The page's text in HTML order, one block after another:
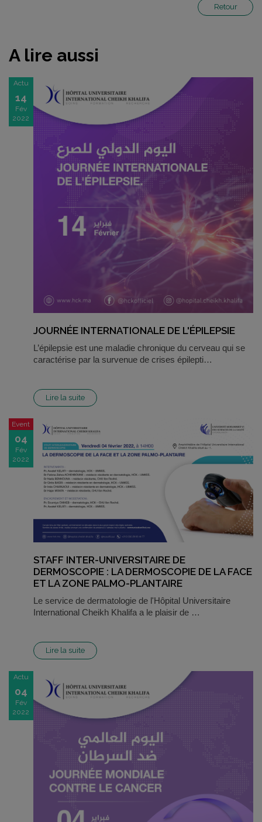
Retour
A lire aussi
Actu
14
Fév
2022
JOURNÉE INTERNATIONALE DE L'ÉPILEPSIE
L’épilepsie est une maladie chronique du cerveau qui se
caractérise par la survenue de crises épilepti…
Lire la suite
Event
04
Fév
2022
STAFF INTER-UNIVERSITAIRE DE
DERMOSCOPIE : LA DERMOSCOPIE DE LA FACE
ET LA ZONE PALMO-PLANTAIRE
Le service de dermatologie de l'Hôpital Universitaire
International Cheikh Khalifa a le plaisir de …
Lire la suite
Actu
04
Fév
2022